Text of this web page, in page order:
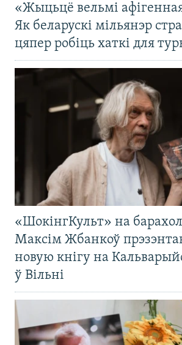
«Жыцьцё вельмі
Як беларускі мільянэр
цяпер робіць хаткі для
«ШокінгКульт» на
Максім Жбанкоў
новую кнігу на
ў Вільні